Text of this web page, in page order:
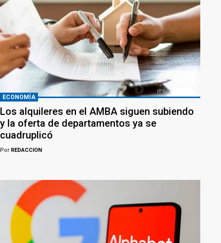
ECONOMÍA
Los alquileres en el AMBA siguen subiendo
y la oferta de departamentos ya se
cuadruplicó
Por REDACCION